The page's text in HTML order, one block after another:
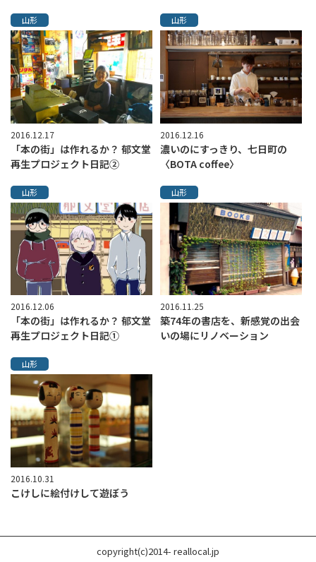
山形
2016.12.17
「本の街」は作れるか？ 郁文堂
再生プロジェクト日記②
山形
2016.12.16
濃いのにすっきり、七日町の
〈BOTA coffee〉
山形
2016.12.06
「本の街」は作れるか？ 郁文堂
再生プロジェクト日記①
山形
2016.11.25
築74年の書店を、新感覚の出会
いの場にリノベーション
山形
2016.10.31
こけしに絵付けして遊ぼう
copyright(c)2014- reallocal.jp